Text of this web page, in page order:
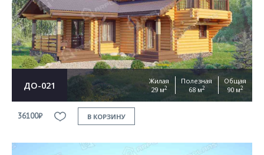
ДО-021
Жилая
29 м2
Полезная
68 м2
Общая
90 м2
36100₽ В КОРЗИНУ